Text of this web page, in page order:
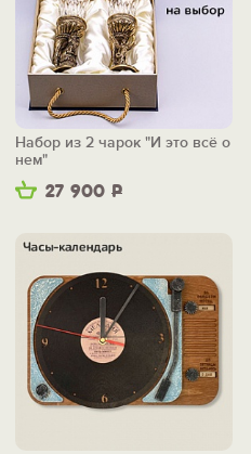
27 900 Р
Набор из 2 чарок "И это всё о
нем"